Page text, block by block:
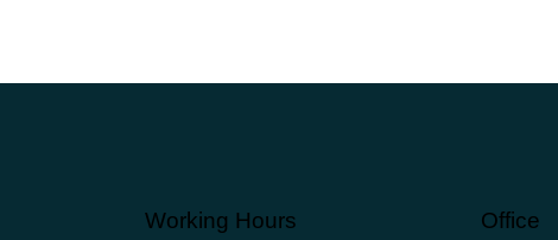
Working Hours Office